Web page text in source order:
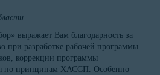
выражает Вам благодарность за
при разработке рабочей программы
коррекции программы
по принципам ХАССП. Особенно